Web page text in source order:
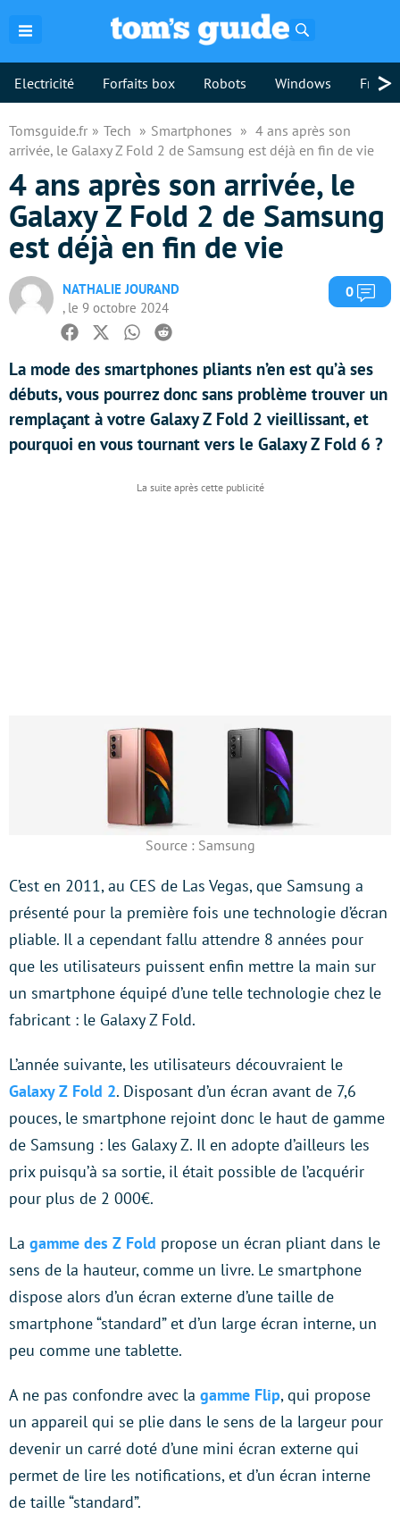
Electricité Forfaits box Robots Windows >
Tomsguide.fr Tech Smartphones
4 ans après son
arrivée, le Galaxy Z Fold 2 de Samsung est déjà en fin de vie
4 ans après son arrivée, le
Galaxy Z Fold 2 de Samsung
est déjà en fin de vie
NATHALIE JOURAND
, le 9 octobre 2024
0
Facebook
TwitterWhatsapp
Reddit
La mode des smartphones pliants n’en est qu’à ses
débuts, vous pourrez donc sans problème trouver un
remplaçant à votre Galaxy Z Fold 2 vieillissant, et
pourquoi en vous tournant vers le Galaxy Z Fold 6 ?
Source : Samsung
C’est en 2011, au CES de Las Vegas, que Samsung a
présenté pour la première fois une technologie d’écran
pliable. Il a cependant fallu attendre 8 années pour
que les utilisateurs puissent enfin mettre la main sur
un smartphone équipé d’une telle technologie chez le
fabricant : le Galaxy Z Fold.
L’année suivante, les utilisateurs découvraient le
Galaxy Z Fold 2. Disposant d’un écran avant de 7,6
pouces, le smartphone rejoint donc le haut de gamme
de Samsung : les Galaxy Z. Il en adopte d’ailleurs les
prix puisqu’à sa sortie, il était possible de l’acquérir
pour plus de 2 000€.
La gamme des Z Fold propose un écran pliant dans le
sens de la hauteur, comme un livre. Le smartphone
dispose alors d’un écran externe d’une taille de
smartphone “standard” et d’un large écran interne, un
peu comme une tablette.
A ne pas confondre avec la gamme Flip, qui propose
un appareil qui se plie dans le sens de la largeur pour
devenir un carré doté d’une mini écran externe qui
permet de lire les notifications, et d’un écran interne
de taille “standard”.